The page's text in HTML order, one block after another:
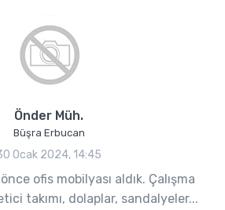
Önder Müh.
Büşra Erbucan
Ocak 2024, 14:45
ofis mobilyası aldık. Çalışma
takımı, dolaplar, sandalyeler...